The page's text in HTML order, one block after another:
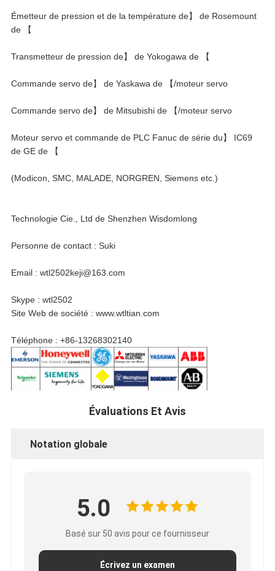
Émetteur de pression et de la température de】 de Rosemount
de 【
Transmetteur de pression de】 de Yokogawa de 【
Commande servo de】 de Yaskawa de 【/moteur servo
Commande servo de】 de Mitsubishi de 【/moteur servo
Moteur servo et commande de PLC Fanuc de série du】 IC69
de GE de 【
(Modicon, SMC, MALADE, NORGREN, Siemens etc.)
Technologie Cie., Ltd de Shenzhen Wisdomlong
Personne de contact : Suki
Email : wtl2502keji@163.com
Skype : wtl2502
Site Web de société : www.wtltian.com
Téléphone : +86-13268302140
Évaluations Et Avis
Notation globale
5.0
Basé sur 50 avis pour ce fournisseur
Écrivez un examen